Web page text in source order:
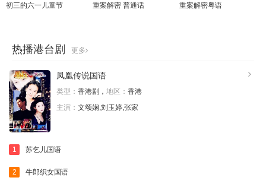
初三的六一儿童节 重案解密 普通话 重案解密粤语
热播港台剧 更多
凤凰传说国语
类型： 香港剧， 地区： 香港
主演： 文颂娴,刘玉婷,张家
1 苏乞儿国语
2 牛郎织女国语